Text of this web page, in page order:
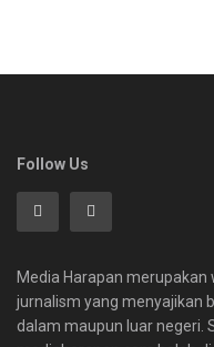
Follow Us
Media Harapan
jurnalism yang menyajikan
dalam maupun luar negeri.